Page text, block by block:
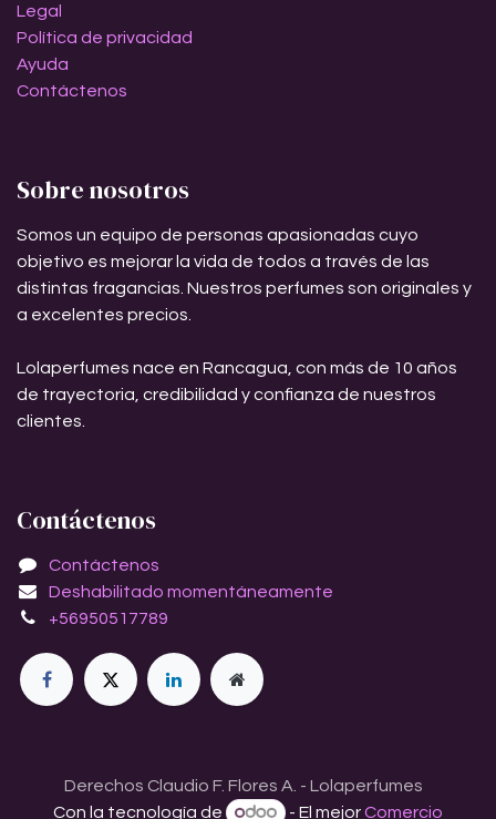
Legal
Política de privacidad
Ayuda
Contáctenos
Sobre nosotros
Somos un equipo de personas apasionadas cuyo
objetivo es mejorar la vida de todos a través de las
distintas fragancias. Nuestros perfumes son originales y
a excelentes precios.
Lolaperfumes nace en Rancagua, con más de 10 años
de trayectoria, credibilidad y confianza de nuestros
clientes.
Contáctenos
Contáctenos
Deshabilitado momentáneamente
+56950517789
Derechos Claudio F. Flores A. - Lolaperfumes
Con la tecnología de
- El mejorComercio